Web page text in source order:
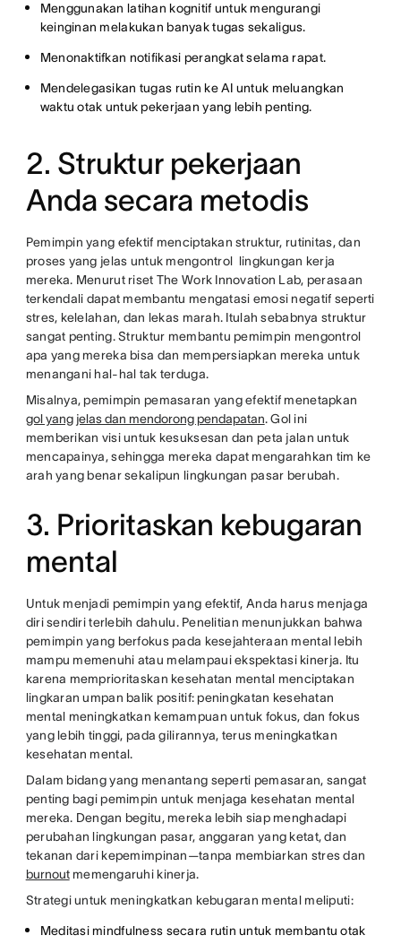
Menggunakan latihan kognitif untuk mengurangi
keinginan melakukan banyak tugas sekaligus.
Menonaktifkan notifikasi perangkat selama rapat.
Mendelegasikan tugas rutin ke AI untuk meluangkan
waktu otak untuk pekerjaan yang lebih penting.
2. Struktur pekerjaan
Anda secara metodis
Pemimpin yang efektif menciptakan struktur, rutinitas, dan
proses yang jelas untuk mengontrol lingkungan kerja
mereka. Menurut riset The Work Innovation Lab, perasaan
terkendali dapat membantu mengatasi emosi negatif seperti
stres, kelelahan, dan lekas marah. Itulah sebabnya struktur
sangat penting. Struktur membantu pemimpin mengontrol
apa yang mereka bisa dan mempersiapkan mereka untuk
menangani hal-hal tak terduga.
Misalnya, pemimpin pemasaran yang efektif menetapkan
gol yang jelas dan mendorong pendapatan. Gol ini
memberikan visi untuk kesuksesan dan peta jalan untuk
mencapainya, sehingga mereka dapat mengarahkan tim ke
arah yang benar sekalipun lingkungan pasar berubah.
3. Prioritaskan kebugaran
mental
Untuk menjadi pemimpin yang efektif, Anda harus menjaga
diri sendiri terlebih dahulu. Penelitian menunjukkan bahwa
pemimpin yang berfokus pada kesejahteraan mental lebih
mampu memenuhi atau melampaui ekspektasi kinerja. Itu
karena memprioritaskan kesehatan mental menciptakan
lingkaran umpan balik positif: peningkatan kesehatan
mental meningkatkan kemampuan untuk fokus, dan fokus
yang lebih tinggi, pada gilirannya, terus meningkatkan
kesehatan mental.
Dalam bidang yang menantang seperti pemasaran, sangat
penting bagi pemimpin untuk menjaga kesehatan mental
mereka. Dengan begitu, mereka lebih siap menghadapi
perubahan lingkungan pasar, anggaran yang ketat, dan
tekanan dari kepemimpinan—tanpa membiarkan stres dan
burnoutmemengaruhi kinerja.
Strategi untuk meningkatkan kebugaran mental meliputi:
Meditasi mindfulness secara rutin untuk membantu otak